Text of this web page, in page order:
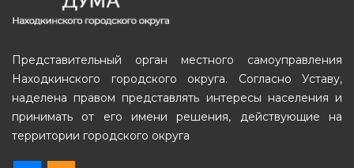
Представительный орган местного самоуправления
Находкинского городского округа. Согласно Уставу,
наделена правом представлять интересы населения и
принимать от его имени решения, действующие на
территории городского округа